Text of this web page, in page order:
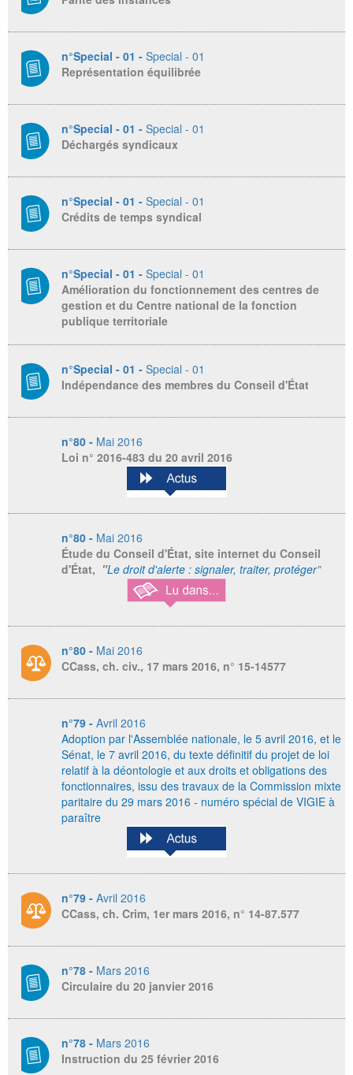
n°Special - 01 - Special - 01
Représentation équilibrée
n°Special - 01 - Special - 01
Déchargés syndicaux
n°Special - 01 - Special - 01
Crédits de temps syndical
n°Special - 01 - Special - 01
Amélioration du fonctionnement des centres de
gestion et du Centre national de la fonction
publique territoriale
n°Special - 01 - Special - 01
Indépendance des membres du Conseil d'État
n°80 - Mai 2016
Loi n° 2016-483 du 20 avril 2016
n°80 - Mai 2016
Étude du Conseil d'État, site internet du Conseil
d'État, "Le droit d'alerte : signaler, traiter, protéger"
n°80 - Mai 2016
CCass, ch. civ., 17 mars 2016, n° 15-14577
n°79 - Avril 2016
Adoption par l'Assemblée nationale, le 5 avril 2016, et le
Sénat, le 7 avril 2016, du texte définitif du projet de loi
relatif à la déontologie et aux droits et obligations des
fonctionnaires, issu des travaux de la Commission mixte
paritaire du 29 mars 2016 - numéro spécial de VIGIE à
paraître
n°79 - Avril 2016
CCass, ch. Crim, 1er mars 2016, n° 14-87.577
n°78 - Mars 2016
Circulaire du 20 janvier 2016
n°78 - Mars 2016
Instruction du 25 février 2016